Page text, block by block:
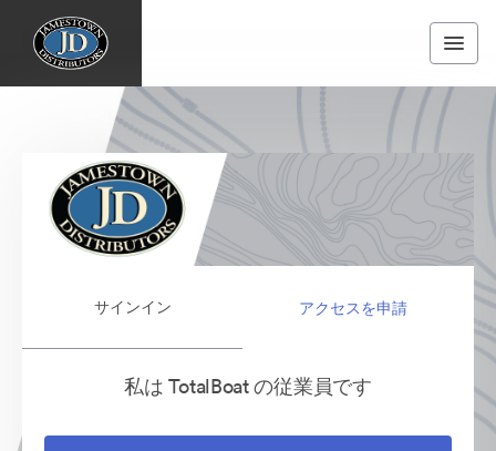
サインイン アクセスを申請
私は TotalBoat の従業員です